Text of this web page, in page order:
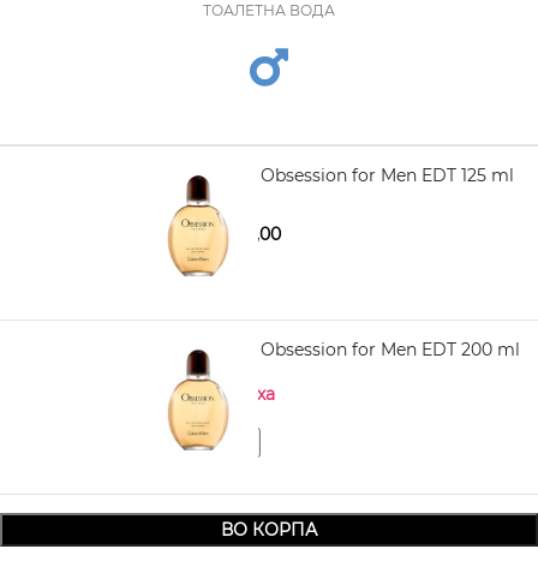
ТОАЛЕТНА ВОДА
CALVIN KLEIN Obsession for Men EDT 125 ml
2.660,00 2.090,00
CALVIN KLEIN Obsession for Men EDT 200 ml
Нема на залиха
ВО КОРПА